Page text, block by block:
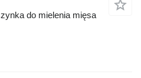
do mielenia mięsa